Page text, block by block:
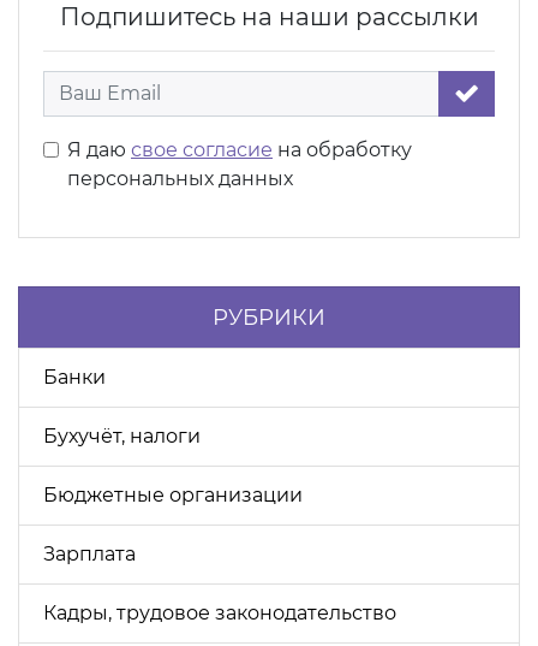
Подпишитесь на наши рассылки
Я даю свое согласие на обработку
персональных данных
РУБРИКИ
Банки
Бухучёт, налоги
Бюджетные организации
Зарплата
Кадры, трудовое законодательство